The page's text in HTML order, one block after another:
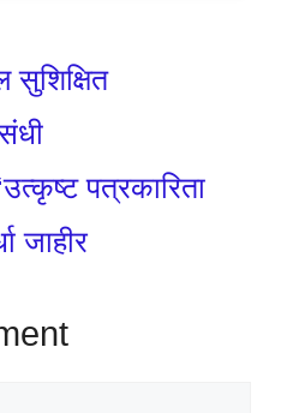
सुशिक्षित
पत्रकारिता
जाहीर